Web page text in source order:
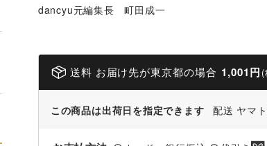
dancyu元編集長 町田成一
送料 お届け先が東京都の場合 1,001円
この商品は出荷日を指定できます 配送 ヤマ